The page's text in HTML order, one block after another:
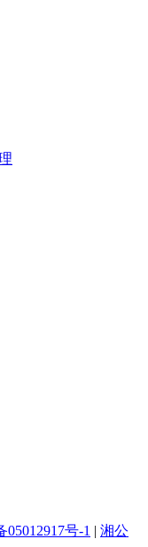
05012917号-1 | 湘公